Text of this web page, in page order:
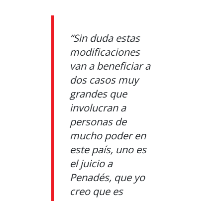
“Sin duda estas
modificaciones
van a beneficiar a
dos casos muy
grandes que
involucran a
personas de
mucho poder en
este país, uno es
el juicio a
Penadés, que yo
creo que es